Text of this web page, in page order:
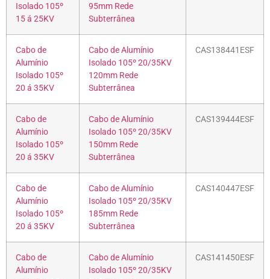
Isolado 105º
15 á 25KV
95mm Rede
Subterrânea
Cabo de
Alumínio
Isolado 105º
20 á 35KV
Cabo de Alumínio
Isolado 105º 20/35KV
120mm Rede
Subterrânea
CAS138441ESF
Cabo de
Alumínio
Isolado 105º
20 á 35KV
Cabo de Alumínio
Isolado 105º 20/35KV
150mm Rede
Subterrânea
CAS139444ESF
Cabo de
Alumínio
Isolado 105º
20 á 35KV
Cabo de Alumínio
Isolado 105º 20/35KV
185mm Rede
Subterrânea
CAS140447ESF
Cabo de
Alumínio
Cabo de Alumínio
Isolado 105º 20/35KV
CAS141450ESF